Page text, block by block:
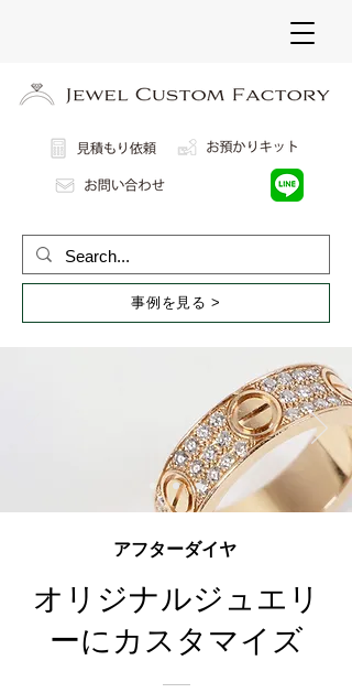
事例を見る >
アフターダイヤ
オリジナルジュエリ
ーにカスタマイズ